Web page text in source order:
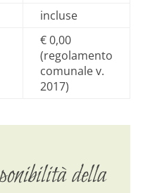
incluse
€ 0,00
(regolamento
comunale v.
2017)
della